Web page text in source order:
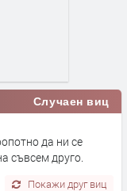
Случаен виц
да ни се
съвсем друго.
Покажи друг виц